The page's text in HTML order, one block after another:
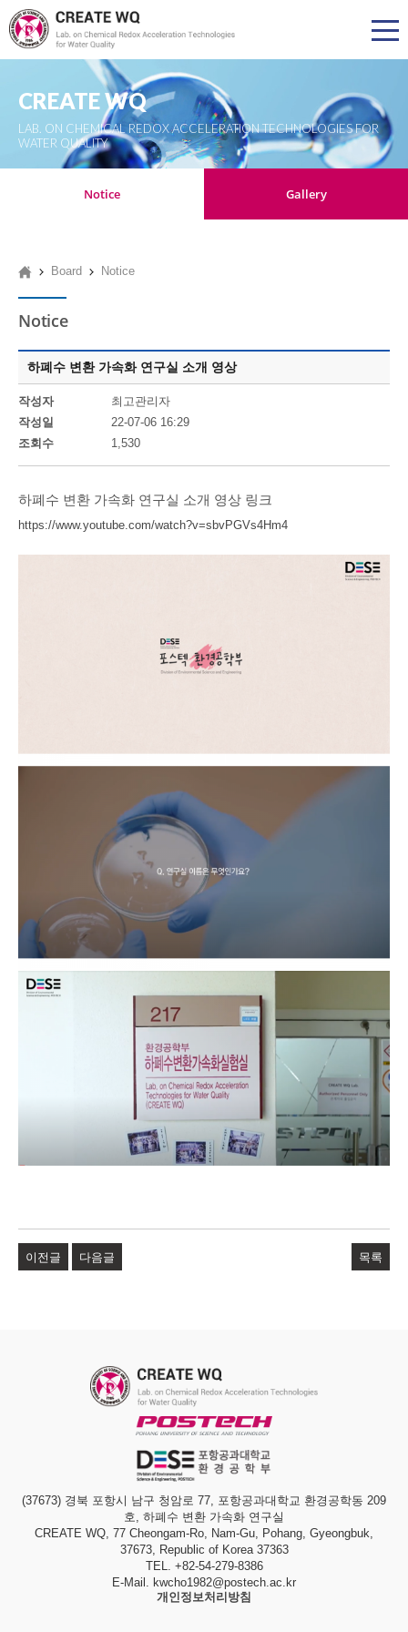
CREATE WQ
LAB. ON CHEMICAL REDOX ACCELERATION TECHNOLOGIES FOR
WATER QUALITY
Notice Gallery
Board Notice
Notice
하폐수 변환 가속화 연구실 소개 영상
작성자
최고관리자
작성일
22-07-06 16:29
조회수
1,530
하폐수 변환 가속화 연구실 소개 영상 링크
https://www.youtube.com/watch?v=sbvPGVs4Hm4
이전글 다음글 목록
(37673) 경북 포항시 남구 청암로 77, 포항공과대학교 환경공학동 209
호, 하폐수 변환 가속화 연구실
CREATE WQ, 77 Cheongam-Ro, Nam-Gu, Pohang, Gyeongbuk,
37673, Republic of Korea 37363
TEL. +82-54-279-8386
E-Mail. kwcho1982@postech.ac.kr
개인정보처리방침